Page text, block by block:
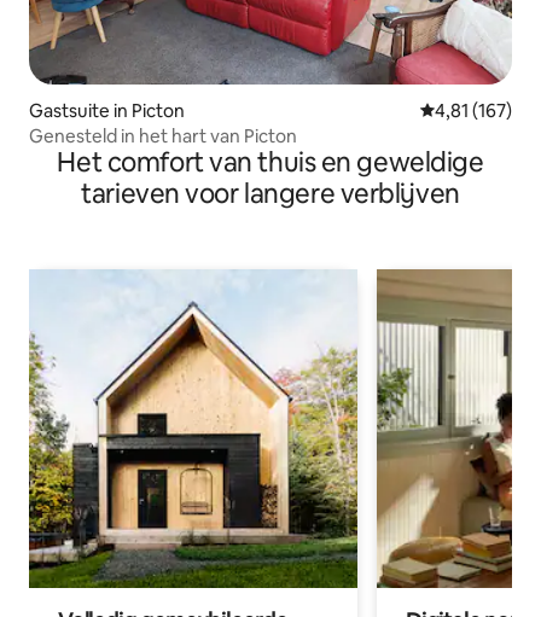
Gastsuite in Picton Gemiddelde
4,81 (167)
Genesteld in het hart van Picton
Het comfort van thuis en geweldige
tarieven voor langere verblijven